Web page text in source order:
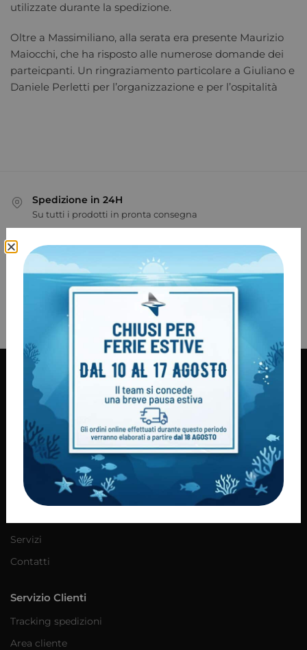
utilizzate durante la spedizione.
Oltre a Massimiliano, alla serata era presente Maurizio
Maiocchi, che ha risposto alle numerose domande dei
parteicpanti. Un ringraziamento particolare a Giuliano e
Daniele Perletti per l’organizzazione e per l’ospitalità
Spedizione in 24H
Su tutti i prodotti in pronta consegna
Sostituzione gratuita della merce
Garanzia Italia
2 anni di garanzia
100% Pagamenti sicuri
PayPal / MasterCard / Visa
Informazioni
Condizioni di vendita
Consegna dei prodotti
Modalità di pagamento
Diritto di recesso
Privacy policy
Servizi
Contatti
Servizio Clienti
Tracking spedizioni
Area cliente